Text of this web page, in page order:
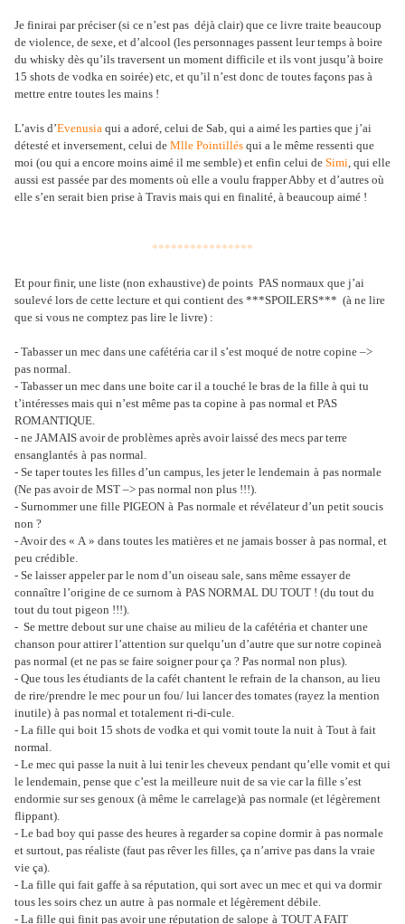
Je finirai par préciser (si ce n’est pas déjà clair) que ce livre traite beaucoup
de violence, de sexe, et d’alcool (les personnages passent leur temps à boire
du whisky dès qu’ils traversent un moment difficile et ils vont jusqu’à boire
15 shots de vodka en soirée) etc, et qu’il n’est donc de toutes façons pas à
mettre entre toutes les mains !
L’avis d’Evenusia qui a adoré, celui de Sab, qui a aimé les parties que j’ai
détesté et inversement, celui de Mlle Pointillés qui a le même ressenti que
moi (ou qui a encore moins aimé il me semble) et enfin celui de Simi, qui elle
aussi est passée par des moments où elle a voulu frapper Abby et d’autres où
elle s’en serait bien prise à Travis mais qui en finalité, à beaucoup aimé !
****************
Et pour finir, une liste (non exhaustive) de points PAS normaux que j’ai
soulevé lors de cette lecture et qui contient des ***SPOILERS*** (à ne lire
que si vous ne comptez pas lire le livre) :
- Tabasser un mec dans une cafétéria car il s’est moqué de notre copine –>
pas normal.
- Tabasser un mec dans une boite car il a touché le bras de la fille à qui tu
t’intéresses mais qui n’est même pas ta copine à pas normal et PAS
ROMANTIQUE.
- ne JAMAIS avoir de problèmes après avoir laissé des mecs par terre
ensanglantés à pas normal.
- Se taper toutes les filles d’un campus, les jeter le lendemain à pas normale
(Ne pas avoir de MST –> pas normal non plus !!!).
- Surnommer une fille PIGEON à Pas normale et révélateur d’un petit soucis
non ?
- Avoir des « A » dans toutes les matières et ne jamais bosser à pas normal, et
peu crédible.
- Se laisser appeler par le nom d’un oiseau sale, sans même essayer de
connaître l’origine de ce surnom à PAS NORMAL DU TOUT ! (du tout du
tout du tout pigeon !!!).
- Se mettre debout sur une chaise au milieu de la cafétéria et chanter une
chanson pour attirer l’attention sur quelqu’un d’autre que sur notre copineà
pas normal (et ne pas se faire soigner pour ça ? Pas normal non plus).
- Que tous les étudiants de la cafét chantent le refrain de la chanson, au lieu
de rire/prendre le mec pour un fou/ lui lancer des tomates (rayez la mention
inutile) à pas normal et totalement ri-di-cule.
- La fille qui boit 15 shots de vodka et qui vomit toute la nuit à Tout à fait
normal.
- Le mec qui passe la nuit à lui tenir les cheveux pendant qu’elle vomit et qui
le lendemain, pense que c’est la meilleure nuit de sa vie car la fille s’est
endormie sur ses genoux (à même le carrelage)à pas normale (et légèrement
flippant).
- Le bad boy qui passe des heures à regarder sa copine dormir à pas normale
et surtout, pas réaliste (faut pas rêver les filles, ça n’arrive pas dans la vraie
vie ça).
- La fille qui fait gaffe à sa réputation, qui sort avec un mec et qui va dormir
tous les soirs chez un autre à pas normale et légèrement débile.
- La fille qui finit pas avoir une réputation de salope à TOUT A FAIT